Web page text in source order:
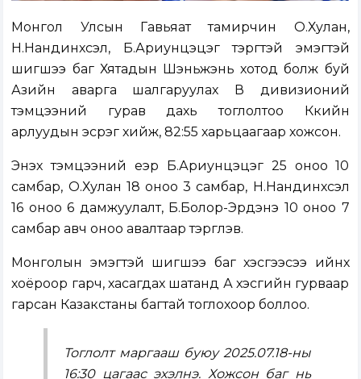
Монгол Улсын Гавьяат тамирчин О.Хулан,
Н.Нандинхүсэл, Б.Ариунцэцэг тэргүүтэй эмэгтэй
шигшээ баг Хятадын Шэньжэнь хотод болж буй
Азийн аварга шалгаруулах В дивизионий
тэмцээний гурав дахь тоглолтоо Күүкийн
арлуудын эсрэг хийж, 82:55 харьцаагаар хожсон.
Энэхүү тэмцээний үеэр Б.Ариунцэцэг 25 оноо 10
самбар, О.Хулан 18 оноо 3 самбар, Н.Нандинхүсэл
16 оноо 6 дамжуулалт, Б.Болор-Эрдэнэ 10 оноо 7
самбар авч оноо авалтаар тэргүүлэв.
Монголын эмэгтэй шигшээ баг хэсгээсээ ийнхүү
хоёроор гарч, хасагдах шатанд А хэсгийн гурваар
гарсан Казакстаны багтай тоглохоор боллоо.
Тоглолт маргааш буюу 2025.07.18-ны
16:30 цагаас эхэлнэ. Хожсон баг нь